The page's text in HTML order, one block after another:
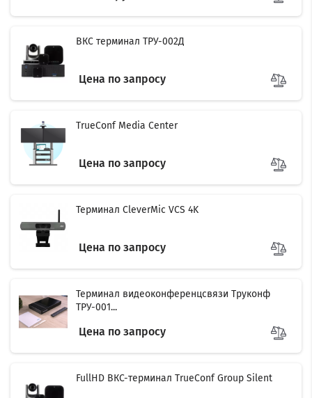
ВКС терминал ТРУ-002Д
Цена по запросу
TrueConf Media Center
Цена по запросу
Терминал CleverMic VCS 4K
Цена по запросу
Терминал видеоконференцсвязи Труконф
ТРУ-001...
Цена по запросу
FullHD ВКС-терминал TrueConf Group Silent